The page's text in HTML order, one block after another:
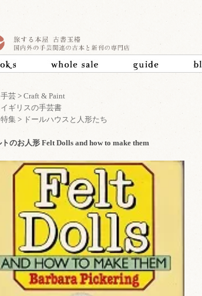
手芸 > Craft & Paint
イギリスの手芸書
特集 > ドールハウスと人形たち
のお人形 Felt Dolls and how to make them